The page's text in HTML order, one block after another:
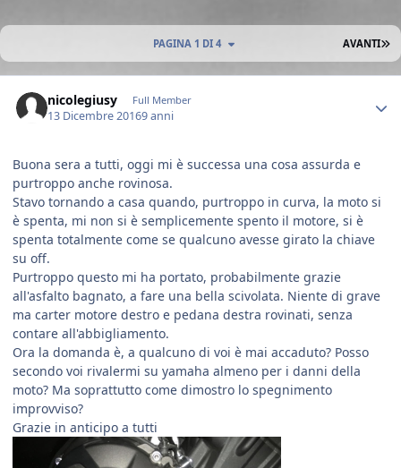
AVANTI
PAGINA 1 DI 4
nicolegiusy Full Member
13 Dicembre 20169 anni
Buona sera a tutti, oggi mi è successa una cosa assurda e
purtroppo anche rovinosa.
Stavo tornando a casa quando, purtroppo in curva, la moto si
è spenta, mi non si è semplicemente spento il motore, si è
spenta totalmente come se qualcuno avesse girato la chiave
su off.
Purtroppo questo mi ha portato, probabilmente grazie
all'asfalto bagnato, a fare una bella scivolata. Niente di grave
ma carter motore destro e pedana destra rovinati, senza
contare all'abbigliamento.
Ora la domanda è, a qualcuno di voi è mai accaduto? Posso
secondo voi rivalermi su yamaha almeno per i danni della
moto? Ma soprattutto come dimostro lo spegnimento
improvviso?
Grazie in anticipo a tutti